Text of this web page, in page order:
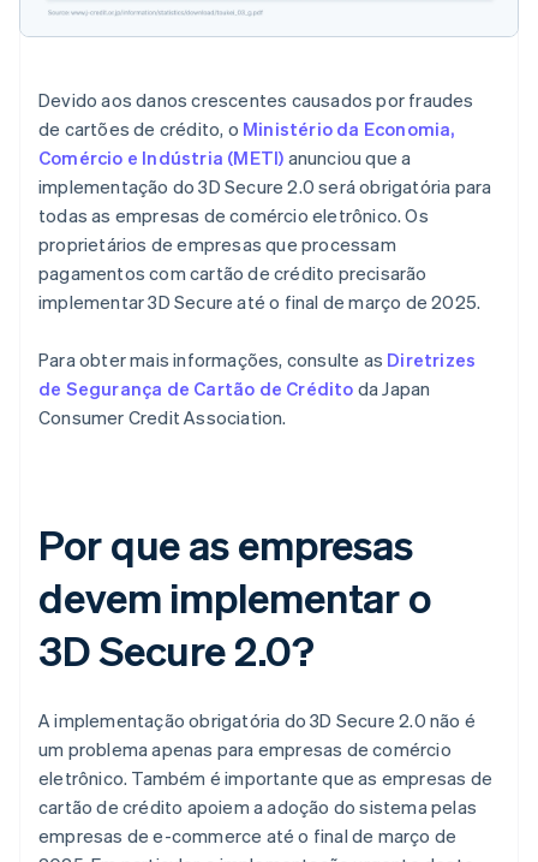
Devido aos danos crescentes causados por fraudes
de cartões de crédito, o Ministério da Economia,
Comércio e Indústria (METI) anunciou que a
implementação do 3D Secure 2.0 será obrigatória para
todas as empresas de comércio eletrônico. Os
proprietários de empresas que processam
pagamentos com cartão de crédito precisarão
implementar 3D Secure até o final de março de 2025.
Para obter mais informações, consulte as Diretrizes
de Segurança de Cartão de Crédito da Japan
Consumer Credit Association.
Por que as empresas
devem implementar o
3D Secure 2.0?
A implementação obrigatória do 3D Secure 2.0 não é
um problema apenas para empresas de comércio
eletrônico. Também é importante que as empresas de
cartão de crédito apoiem a adoção do sistema pelas
empresas de e-commerce até o final de março de